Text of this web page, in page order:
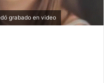
grabado en video